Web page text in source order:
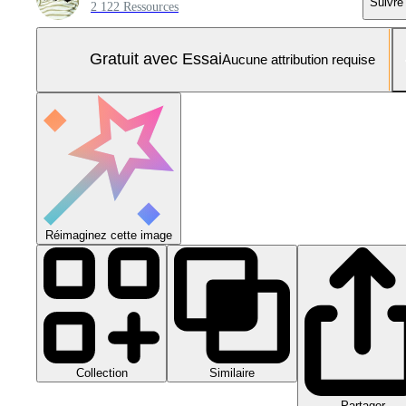
2 122 Ressources
Gratuit avec EssaiAucune attribution requise
Réimaginez cette image
Collection Similaire